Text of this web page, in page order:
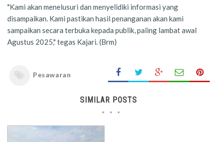
"Kami akan menelusuri dan menyelidiki informasi yang
disampaikan. Kami pastikan hasil penanganan akan kami
sampaikan secara terbuka kepada publik, paling lambat awal
Agustus 2025," tegas Kajari. (Brm)
Pesawaran
SIMILAR POSTS